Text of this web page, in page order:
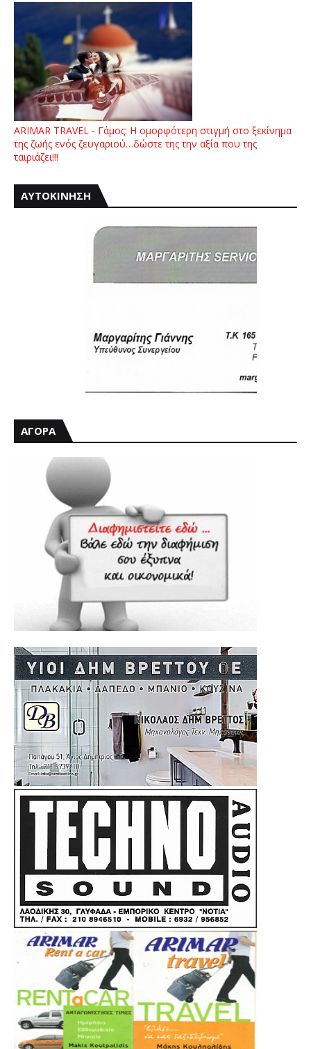
ARIMAR TRAVEL - Γάμος: Η ομορφότερη στιγμή στο ξεκίνημα
της ζωής ενός ζευγαριού…δώστε της την αξία που της
ταιριάζει!!!
ΑΥΤΟΚΙΝΗΣΗ
ΑΓΟΡΑ